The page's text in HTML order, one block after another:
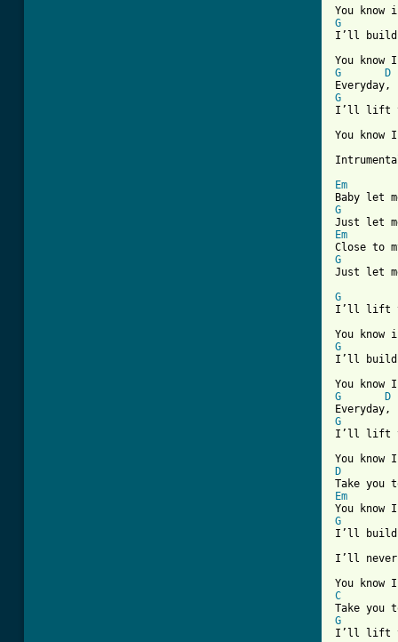
G
I’ll build
G
D
G
I’ll lift
You
Em
G
Em
G
Just let
G
I’ll lift
G
I’ll build
G
D
G
I’ll lift
D
Em
G
I’ll build
I’ll
C
G